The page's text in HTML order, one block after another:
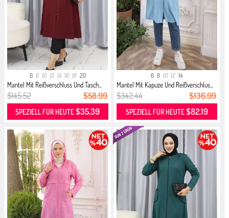
6 8 10 12 14 16 18 20
Mantel Mit Reißverschluss Und Tasch...
$145.52 $58.99
SPEZIELL FÜR HEUTE$35.39
6 8 10 12 14
Mantel Mit Kapuze Und Reißverschlus...
$342.44 $136.99
SPEZIELL FÜR HEUTE$82.19